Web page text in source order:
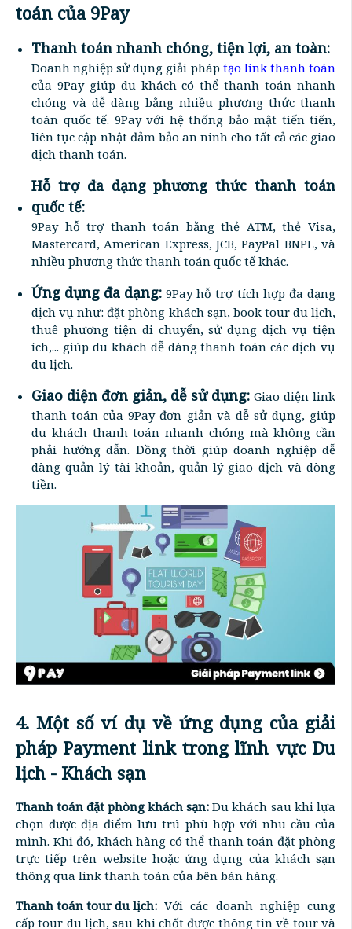
toán của 9Pay
Thanh toán nhanh chóng, tiện lợi, an toàn:
Doanh nghiệp sử dụng giải pháp tạo link thanh toán
của 9Pay giúp du khách có thể thanh toán nhanh
chóng và dễ dàng bằng nhiều phương thức thanh
toán quốc tế. 9Pay với hệ thống bảo mật tiến tiến,
liên tục cập nhật đảm bảo an ninh cho tất cả các giao
dịch thanh toán.
Hỗ trợ đa dạng phương thức thanh toán
quốc tế:
9Pay hỗ trợ thanh toán bằng thẻ ATM, thẻ Visa,
Mastercard, American Express, JCB, PayPal BNPL, và
nhiều phương thức thanh toán quốc tế khác.
Ứng dụng đa dạng: 9Pay hỗ trợ tích hợp đa dạng
dịch vụ như: đặt phòng khách sạn, book tour du lịch,
thuê phương tiện di chuyển, sử dụng dịch vụ tiện
ích,... giúp du khách dễ dàng thanh toán các dịch vụ
du lịch.
Giao diện đơn giản, dễ sử dụng: Giao diện link
thanh toán của 9Pay đơn giản và dễ sử dụng, giúp
du khách thanh toán nhanh chóng mà không cần
phải hướng dẫn. Đồng thời giúp doanh nghiệp dễ
dàng quản lý tài khoản, quản lý giao dịch và dòng
tiền.
4. Một số ví dụ về ứng dụng của giải
pháp Payment link trong lĩnh vực Du
lịch - Khách sạn
Thanh toán đặt phòng khách sạn: Du khách sau khi lựa
chọn được địa điểm lưu trú phù hợp với nhu cầu của
mình. Khi đó, khách hàng có thể thanh toán đặt phòng
trực tiếp trên website hoặc ứng dụng của khách sạn
thông qua link thanh toán của bên bán hàng.
Thanh toán tour du lịch: Với các doanh nghiệp cung
cấp tour du lịch, sau khi chốt được thông tin về tour và